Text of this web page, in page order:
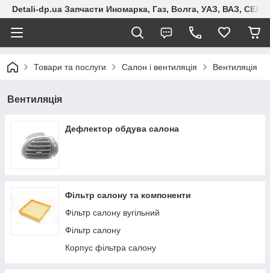
Detali-dp.ua Запчасти Иномарка, Газ, Волга, УАЗ, ВАЗ,
Товари та послуги Салон і вентиляція Вентиляція
Вентиляція
Дефлектор обдува салона
Фільтр салону та компоненти
Фільтр салону вугільний
Фільтр салону
Корпус фільтра салону